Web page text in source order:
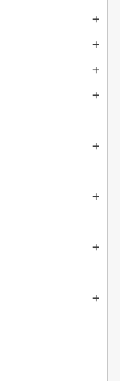
add
add
add
add
add
add
add
add